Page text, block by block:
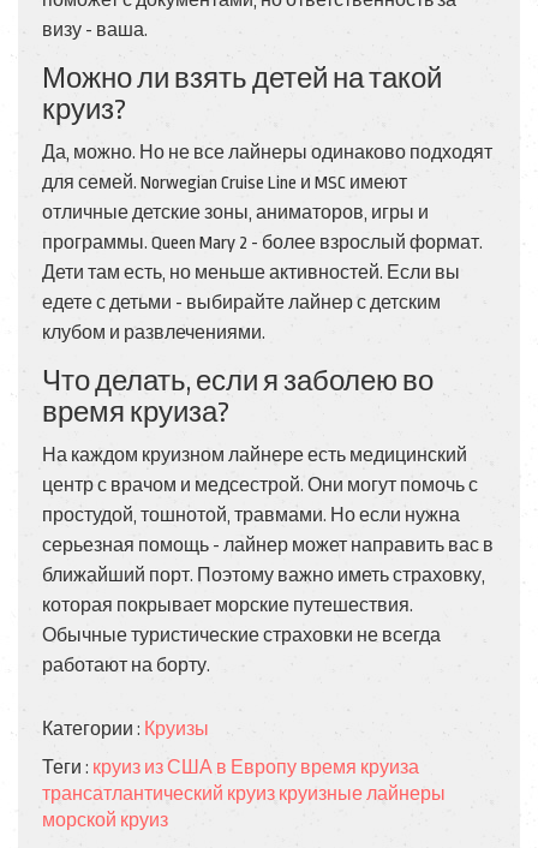
визу - ваша.
Можно ли взять детей на такой
круиз?
Да, можно. Но не все лайнеры одинаково подходят
для семей. Norwegian Cruise Line и MSC имеют
отличные детские зоны, аниматоров, игры и
программы. Queen Mary 2 - более взрослый формат.
Дети там есть, но меньше активностей. Если вы
едете с детьми - выбирайте лайнер с детским
клубом и развлечениями.
Что делать, если я заболею во
время круиза?
На каждом круизном лайнере есть медицинский
центр с врачом и медсестрой. Они могут помочь с
простудой, тошнотой, травмами. Но если нужна
серьезная помощь - лайнер может направить вас в
ближайший порт. Поэтому важно иметь страховку,
которая покрывает морские путешествия.
Обычные туристические страховки не всегда
работают на борту.
Категории : Круизы
Теги : круиз из США в Европу время круиза
трансатлантический круиз круизные лайнеры
морской круиз